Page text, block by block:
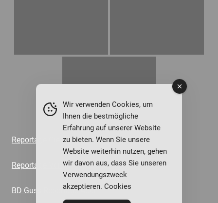
Reportage Giesserei Grohmann
Reportage Voit
BD Guss Reportage Audi
Wir verwenden Cookies, um
Ihnen die bestmögliche
Erfahrung auf unserer Website
zu bieten. Wenn Sie unsere
Website weiterhin nutzen, gehen
wir davon aus, dass Sie unseren
Verwendungszweck
akzeptieren. Cookies